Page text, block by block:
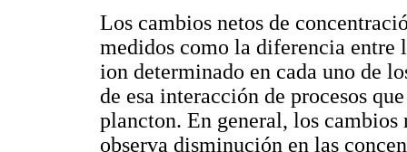
Los cambios netos de
medidos como la diferencia entre
ion determinado en cada uno de
de esa interacción de procesos
plancton. En general, los cambios
observa disminución en las